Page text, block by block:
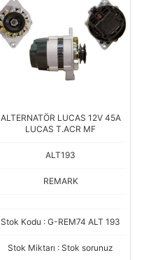
ALTERNATÖR LUCAS 12V 45A
LUCAS T.ACR MF
ALT193
REMARK
Stok Kodu : G-REM74 ALT 193
Stok Miktarı : Stok sorunuz